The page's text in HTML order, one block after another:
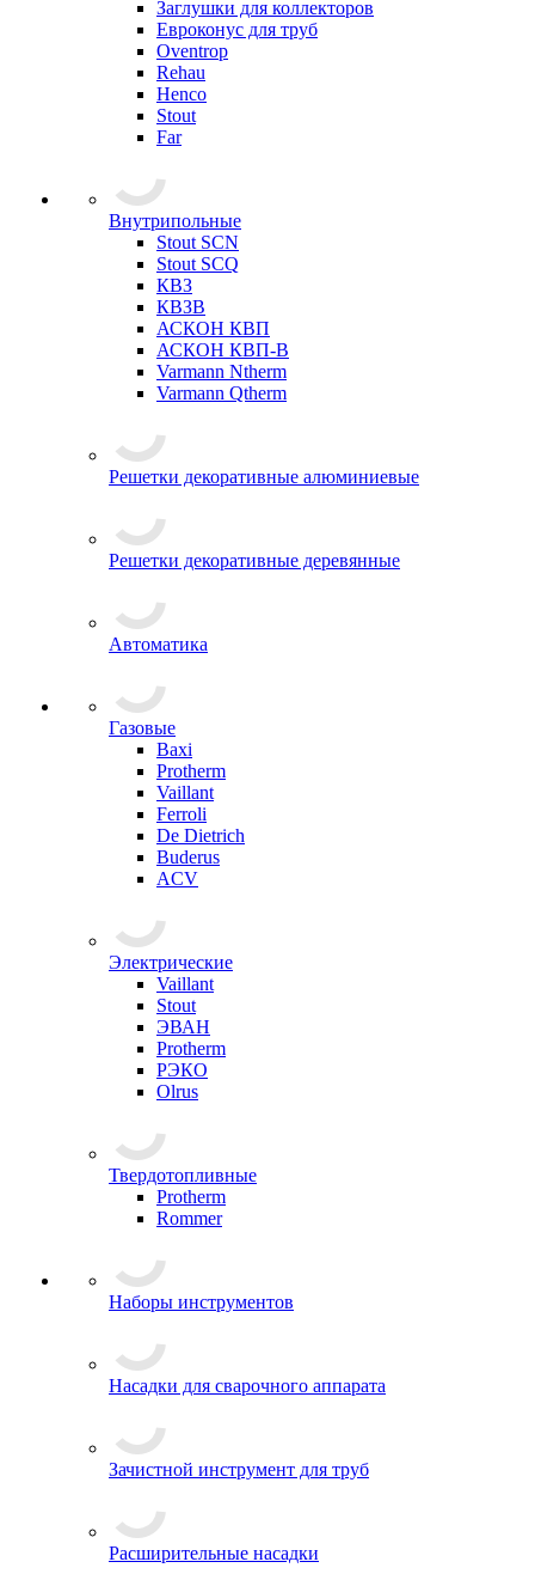
Заглушки для коллекторов
Евроконус для труб
Oventrop
Rehau
Henco
Stout
Far
Внутрипольные
Stout SCN
Stout SCQ
КВЗ
КВЗВ
АСКОН КВП
АСКОН КВП-В
Varmann Ntherm
Varmann Qtherm
Решетки декоративные алюминиевые
Решетки декоративные деревянные
Автоматика
Газовые
Baxi
Protherm
Vaillant
Ferroli
De Dietrich
Buderus
ACV
Электрические
Vaillant
Stout
ЭВАН
Protherm
РЭКО
Olrus
Твердотопливные
Protherm
Rommer
Наборы инструментов
Насадки для сварочного аппарата
Зачистной инструмент для труб
Расширительные насадки